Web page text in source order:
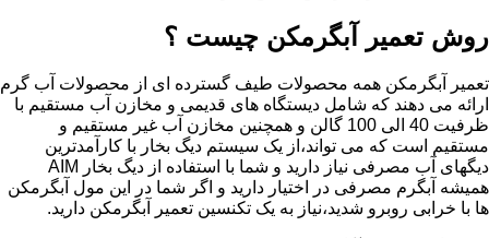
روش تعمیر آبگرمکن چیست ؟
تعمیر آبگرمکن همه محصولات طیف گسترده ای از محصولات آب گرم
ارائه می دهند که شامل دیستگاه های قدیمی و مخازن آب مستقیم با
ظرفیت 40 الی 100 گالن و همچنین مخازن آب غیر مستقیم و
مستقیم است که می تواند،از یک سیستم دیگ بخار با کارآمدترین
دیگهای آب مصرفی نیاز دارید و شما با استفاده از دیگ بخار AIM
همیشه آبگرم مصرفی در اختیار دارید و اگر شما در این مول آبگرمکن
ها با خرابی روبرو شدید،نیاز به یک تکنسین تعمیر آبگرمکن دارید.